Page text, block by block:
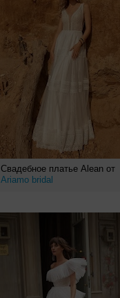
Свадебное платье Alean от
Ariamo bridal